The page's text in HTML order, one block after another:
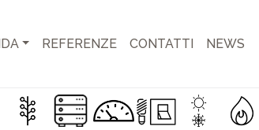
REFERENZE CONTATTI NEWS